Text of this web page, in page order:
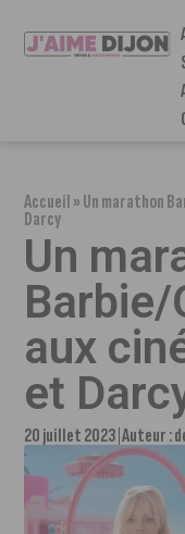
Accueil»Un marathon
Darcy
Un
Barbie/
aux
et
20 juillet 2023 Auteur :